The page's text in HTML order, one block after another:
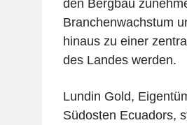
den Bergbau
Branchenwachstum
hinaus zu einer
des Landes werden.
Lundin Gold,
Südosten Ecuadors,